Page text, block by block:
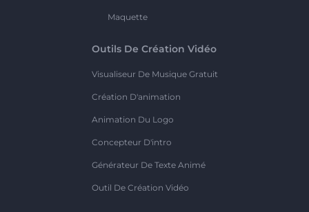
Maquette
Outils De Création Vidéo
Visualiseur De Musique Gratuit
Création D'animation
Animation Du Logo
Concepteur D'intro
Générateur De Texte Animé
Outil De Création Vidéo